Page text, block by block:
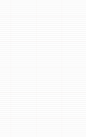
to navigate results,